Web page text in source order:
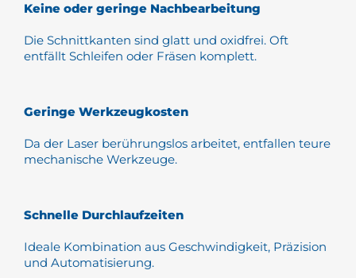
Keine oder geringe Nachbearbeitung
Die Schnittkanten sind glatt und oxidfrei. Oft
entfällt Schleifen oder Fräsen komplett.
Geringe Werkzeugkosten
Da der Laser berührungslos arbeitet, entfallen teure
mechanische Werkzeuge.
Schnelle Durchlaufzeiten
Ideale Kombination aus Geschwindigkeit, Präzision
und Automatisierung.